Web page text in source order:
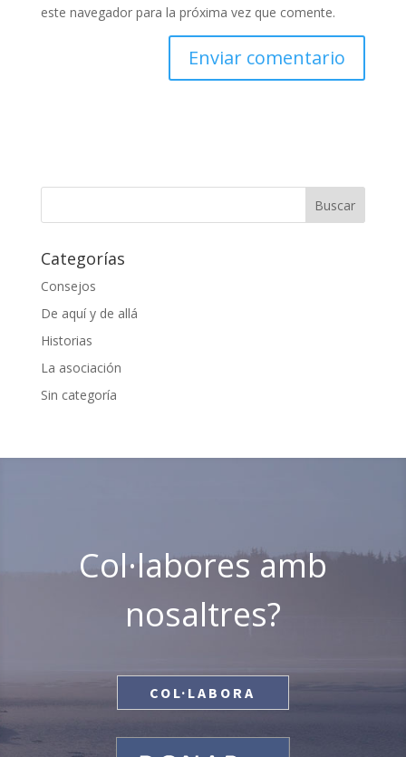
este navegador para la próxima vez que comente.
Categorías
Consejos
De aquí y de allá
Historias
La asociación
Sin categoría
Col·labores amb
nosaltres?
COL·LABORA